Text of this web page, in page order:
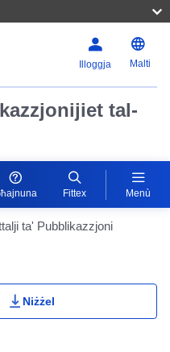
Illoggja Malti
tal-
Fittex Menù
ta' Pubblikazzjoni
Portlet
Niżżel